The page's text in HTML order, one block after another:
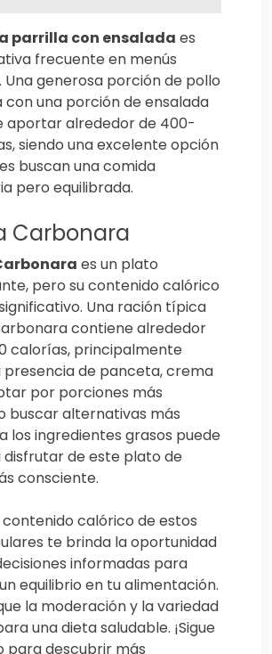
parrilla con ensalada es
frecuente en menús
Una generosa porción de pollo
con una porción de ensalada
aportar alrededor de 400-
siendo una excelente opción
buscan una comida
pero equilibrada.
Carbonara
es un plato
pero su contenido calórico
Una ración típica
contiene alrededor
calorías, principalmente
presencia de panceta, crema
por porciones más
buscar alternativas más
los ingredientes grasos puede
de este plato de
consciente.
calórico de estos
te brinda la oportunidad
informadas para
equilibrio en tu alimentación.
la moderación y la variedad
una dieta saludable. ¡Sigue
para descubrir más